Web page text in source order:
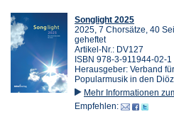
Songlight 2025
2025, 7 Chorsätze, 40
geheftet
Artikel-Nr.: DV127
ISBN 978-3-911944-02-1
Herausgeber: Verband
Popularmusik in den
Mehr Informationen
Empfehlen: